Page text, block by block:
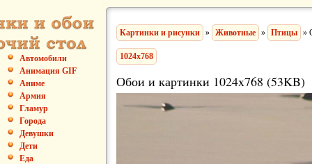
Автомобили
Анимация GIF
Аниме
Армия
Гламур
Города
Девушки
Дети
Еда
Картинки и рисунки » Животные » Птицы »
1024x768
Обои и картинки 1024x768 (53KB)